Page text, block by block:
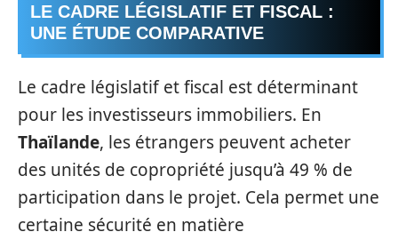
LE CADRE LÉGISLATIF ET FISCAL :
UNE ÉTUDE COMPARATIVE
Le cadre législatif et fiscal est déterminant
pour les investisseurs immobiliers. En
Thaïlande, les étrangers peuvent acheter
des unités de copropriété jusqu’à 49 % de
participation dans le projet. Cela permet une
certaine sécurité en matière